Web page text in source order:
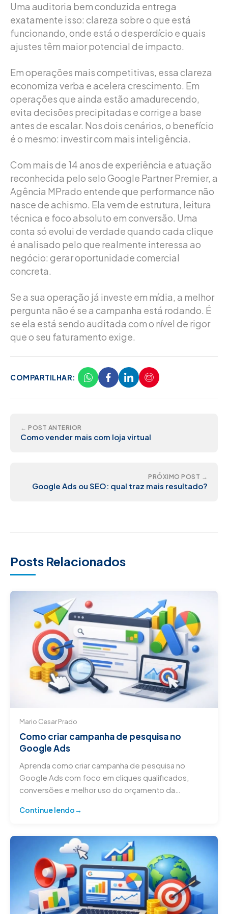
Uma auditoria bem conduzida entrega
exatamente isso: clareza sobre o que está
funcionando, onde está o desperdício e quais
ajustes têm maior potencial de impacto.
Em operações mais competitivas, essa clareza
economiza verba e acelera crescimento. Em
operações que ainda estão amadurecendo,
evita decisões precipitadas e corrige a base
antes de escalar. Nos dois cenários, o benefício
é o mesmo: investir com mais inteligência.
Com mais de 14 anos de experiência e atuação
reconhecida pelo selo Google Partner Premier, a
Agência MPrado entende que performance não
nasce de achismo. Ela vem de estrutura, leitura
técnica e foco absoluto em conversão. Uma
conta só evolui de verdade quando cada clique
é analisado pelo que realmente interessa ao
negócio: gerar oportunidade comercial
concreta.
Se a sua operação já investe em mídia, a melhor
pergunta não é se a campanha está rodando. É
se ela está sendo auditada com o nível de rigor
que o seu faturamento exige.
COMPARTILHAR:
← POST ANTERIOR
Como vender mais com loja virtual
PRÓXIMO POST →
Google Ads ou SEO: qual traz mais resultado?
Posts Relacionados
Mario Cesar Prado
Como criar campanha de pesquisa no
Google Ads
Aprenda como criar campanha de pesquisa no
Google Ads com foco em cliques qualificados,
conversões e melhor uso do orçamento da
Continue lendo